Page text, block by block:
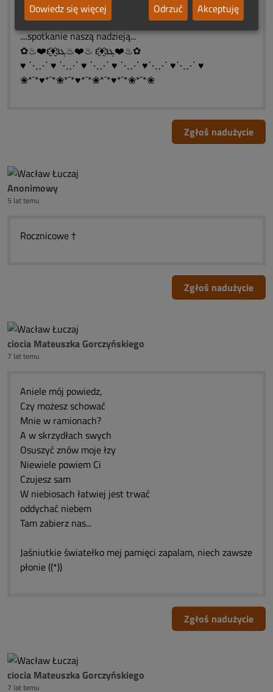
..„ Rozłąka jest naszym losem,
....spotkanie naszą nadzieją...
✿♨❤️ԑ̮̑♦̮̑ɜܓ♨❤️♨ ԑ̮̑♦̮̑ɜܓ❤️♨✿
♥ ⋱⋰ ♥ ⋱⋰ ♥ ⋱⋰ ♥ ⋱⋰ ♥⋱⋰ ♥⋱⋰ ♥
❀*¯*♥*¯*❀*¯*♥*¯*❀*¯*♥*¯*❀*¯*❀
Zgłoś nadużycie
Anonimowy
5 lat temu
Rocznicowe †
Zgłoś nadużycie
ciocia Mateuszka Gorczyńskiego
7 lat temu
Aniele mój powiedz,
Czy możesz schować
Mnie w ramionach?
A w skrzydłach swych
Osuszyć znów moje łzy
Niewiele powiem Ci
Czujesz sam
W niebiosach łatwiej jest trwać
oddychać niebem
Tam zabierz nas...
Jaśniutkie światełko mej pamięci zapalam, niech zawsze
płonie ((*))
Zgłoś nadużycie
ciocia Mateuszka Gorczyńskiego
7 lat temu
Dowiedz się więcej
Odrzuć Akceptuję